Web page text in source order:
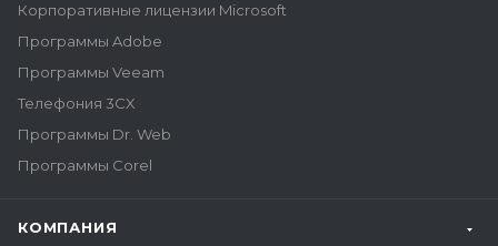
Корпоративные лицензии Microsoft
Программы Adobe
Программы Veeam
Телефония 3CX
Программы Dr. Web
Программы Corel
КОМПАНИЯ